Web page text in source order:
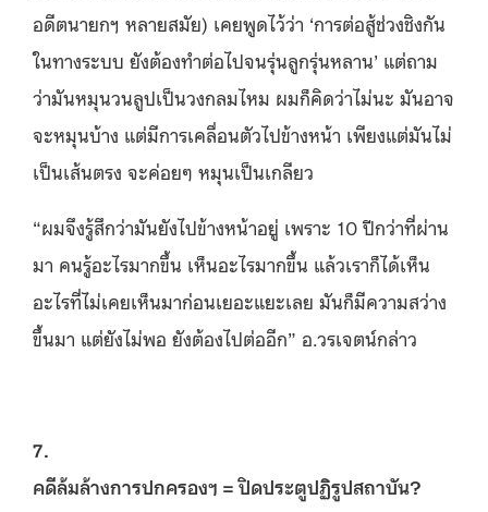
อดีตนายกฯ หลายสมัย) เคยพูดไว้ว่า ‘การต่อสู้ช่วงชิงกัน
ในทางระบบ ยังต้องทำต่อไปจนรุ่นลูกรุ่นหลาน’ แต่ถาม
ว่ามันหมุนวนลูปเป็นวงกลมไหม ผมก็คิดว่าไม่นะ มันอาจ
จะหมุนบ้าง แต่มีการเคลื่อนตัวไปข้างหน้า เพียงแต่มันไม่
เป็นเส้นตรง จะค่อยๆ หมุนเป็นเกลียว
“ผมจึงรู้สึกว่ามันยังไปข้างหน้าอยู่ เพราะ 10 ปีกว่าที่ผ่าน
มา คนรู้อะไรมากขึ้น เห็นอะไรมากขึ้น แล้วเราก็ได้เห็น
อะไรที่ไม่เคยเห็นมาก่อนเยอะแยะเลย มันก็มีความสว่าง
ขึ้นมา แต่ยังไม่พอ ยังต้องไปต่ออีก” อ.วรเจตน์กล่าว
7.
คดีล้มล้างการปกครองฯ = ปิดประตูปฏิรูปสถาบัน?